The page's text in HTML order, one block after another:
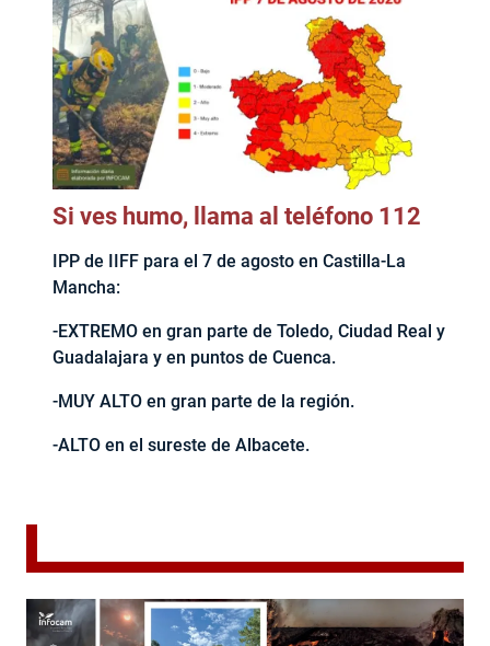
Si ves humo, llama al teléfono 112
IPP de IIFF para el 7 de agosto en Castilla-La
Mancha:
-EXTREMO en gran parte de Toledo, Ciudad Real y
Guadalajara y en puntos de Cuenca.
-MUY ALTO en gran parte de la región.
-ALTO en el sureste de Albacete.